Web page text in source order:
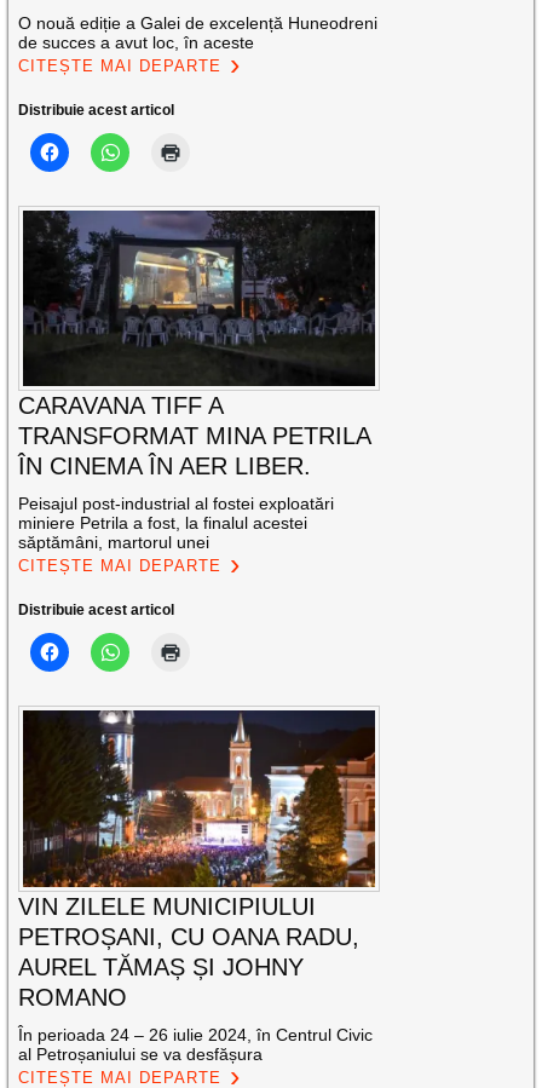
O nouă ediție a Galei de excelență Huneodreni
de succes a avut loc, în aceste
CITEȘTE MAI DEPARTE
Distribuie acest articol
CARAVANA TIFF A
TRANSFORMAT MINA PETRILA
ÎN CINEMA ÎN AER LIBER.
Peisajul post-industrial al fostei exploatări
miniere Petrila a fost, la finalul acestei
săptămâni, martorul unei
CITEȘTE MAI DEPARTE
Distribuie acest articol
VIN ZILELE MUNICIPIULUI
PETROȘANI, CU OANA RADU,
AUREL TĂMAȘ ȘI JOHNY
ROMANO
În perioada 24 – 26 iulie 2024, în Centrul Civic
al Petroșaniului se va desfășura
CITEȘTE MAI DEPARTE